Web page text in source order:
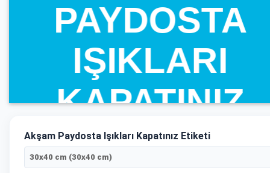
Akşam Paydosta Işıkları Kapatınız Etiketi
30x40 cm (30x40 cm)